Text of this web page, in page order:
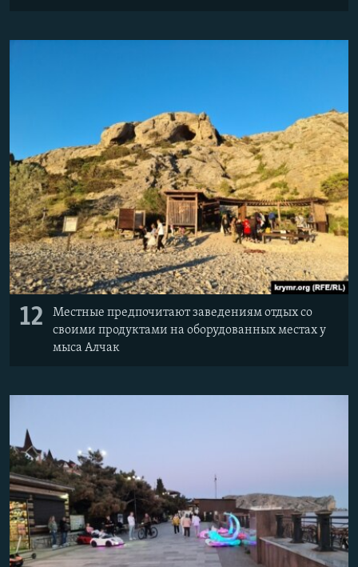
12
Местные предпочитают заведениям отдых со
своими продуктами на оборудованных местах у
мыса Алчак